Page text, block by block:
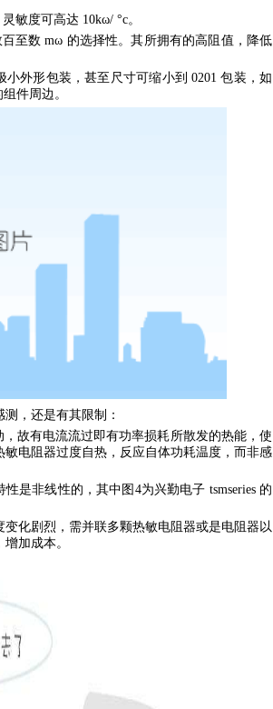
敏度可高达 10kω/ °c。
至数 mω 的选择性。其所拥有的高阻值，降低
外形包装，甚至尺寸可缩小到 0201 包装，如
件周边。
，还是有其限制：
故有电流流过即有功率损耗所散发的热能，使
电阻器过度自热，反应自体功耗温度，而非感
是非线性的，其中图4为兴勤电子 tsmseries 的
化剧烈，需并联多颗热敏电阻器或是电阻器以
加成本。